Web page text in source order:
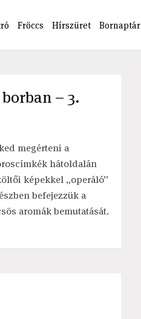
Fröccs Hírszüret Bornaptár
– 3.
megérteni a
hátoldalán
képekkel „operáló”
befejezzük a
aromák bemutatását.